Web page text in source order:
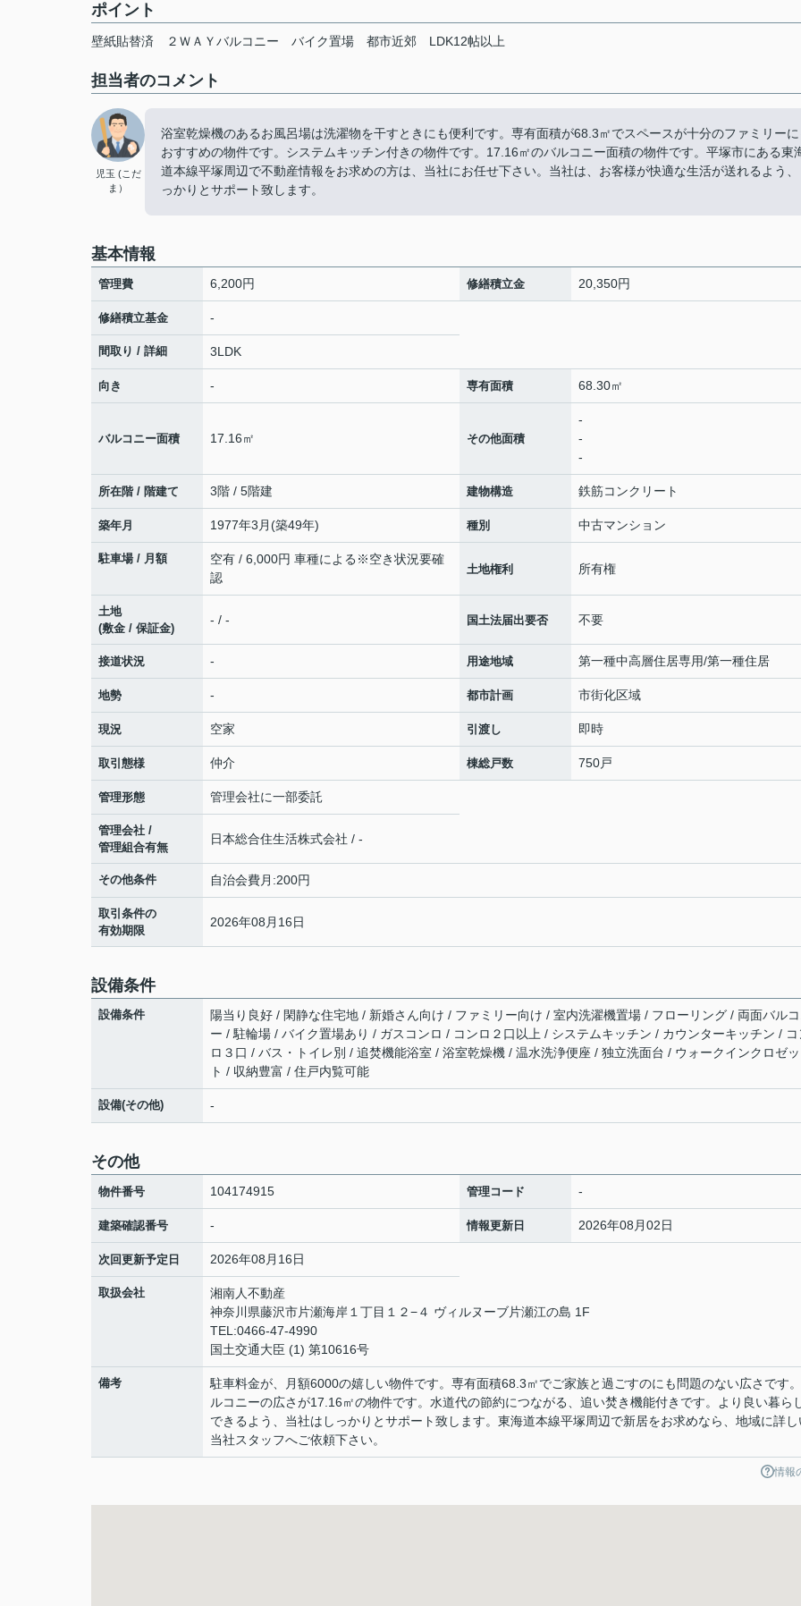
ポイント
壁紙貼替済 ２ＷＡＹバルコニー バイク置場 都市近郊 LDK12帖以上
担当者のコメント
児玉 (こだ
ま）
浴室乾燥機のあるお風呂場は洗濯物を干すときにも便利です。専有面積が68.3㎡でスペースが十分のファミリーに
おすすめの物件です。システムキッチン付きの物件です。17.16㎡のバルコニー面積の物件です。平塚市にある東
道本線平塚周辺で不動産情報をお求めの方は、当社にお任せ下さい。当社は、お客様が快適な生活が送れるよう、
っかりとサポート致します。
基本情報
管理費 6,200円 修繕積立金 20,350円
修繕積立基金 -
間取り / 詳細 3LDK
向き - 専有面積 68.30㎡
バルコニー面積 17.16㎡ その他面積
-
-
-
所在階 / 階建て 3階 / 5階建 建物構造 鉄筋コンクリート
築年月 1977年3月(築49年) 種別 中古マンション
駐車場 / 月額
空有 / 6,000円 車種による※空き状況要確
認
土地権利 所有権
土地
(敷金 / 保証金)
- / - 国土法届出要否 不要
接道状況 - 用途地域 第一種中高層住居専用/第一種住居
地勢 - 都市計画 市街化区域
現況 空家 引渡し 即時
取引態様 仲介 棟総戸数 750戸
管理形態 管理会社に一部委託
管理会社 /
管理組合有無
日本総合住生活株式会社 / -
その他条件 自治会費月:200円
取引条件の
有効期限
2026年08月16日
設備条件
設備条件
陽当り良好 / 閑静な住宅地 / 新婚さん向け / ファミリー向け / 室内洗濯機置場 / フローリング / 両面バルコ
ー / 駐輪場 / バイク置場あり / ガスコンロ / コンロ２口以上 / システムキッチン / カウンターキッチン / コ
ロ３口 / バス・トイレ別 / 追焚機能浴室 / 浴室乾燥機 / 温水洗浄便座 / 独立洗面台 / ウォークインクロゼッ
ト / 収納豊富 / 住戸内覧可能
設備(その他) -
その他
物件番号 104174915 管理コード -
建築確認番号 - 情報更新日 2026年08月02日
次回更新予定日 2026年08月16日
取扱会社
湘南人不動産
神奈川県藤沢市片瀬海岸１丁目１２−４ ヴィルヌーブ片瀬江の島 1F
TEL:0466-47-4990
国土交通大臣 (1) 第10616号
備考
駐車料金が、月額6000の嬉しい物件です。専有面積68.3㎡でご家族と過ごすのにも問題のない広さです
ルコニーの広さが17.16㎡の物件です。水道代の節約につながる、追い焚き機能付きです。より良い暮ら
できるよう、当社はしっかりとサポート致します。東海道本線平塚周辺で新居をお求めなら、地域に詳し
当社スタッフへご依頼下さい。
情報